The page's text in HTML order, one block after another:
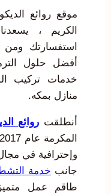
موقع روائع
الكريم ،
استفسارتك
أفضل حلول
خدمات تركيب
منازل بمكه.
أنطلقت روائع
وإحترافية في
جانب خدمة
طاقم عمل